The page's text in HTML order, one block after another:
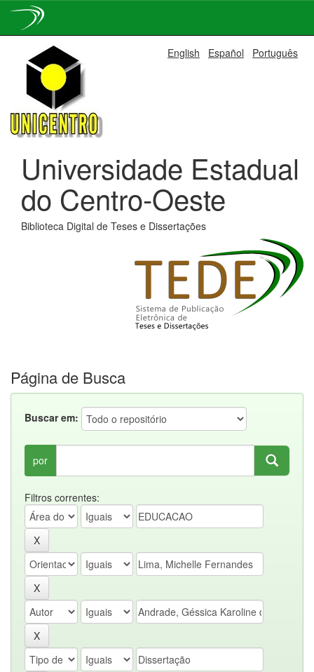
navigation
English Español Português
Universidade Estadual
do Centro-Oeste
Biblioteca Digital de Teses e Dissertações
Página de Busca
Buscar em:
por
Filtros correntes: